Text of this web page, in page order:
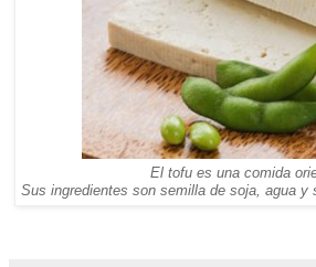
El tofu es una comida
Sus ingredientes son semilla de soja, agua y